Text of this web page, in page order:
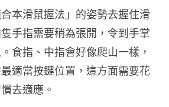
本滑鼠握法」的姿勢去握住滑
手指需要稍為張開，令到手掌
食指、中指會好像爬山一樣，
適當按鍵位置，這方面需要花
去適應。